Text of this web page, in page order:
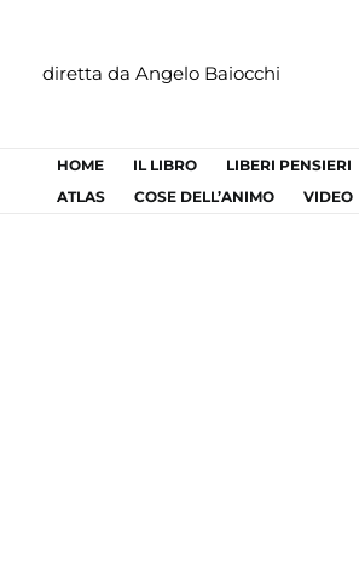
contenuto
diretta da Angelo Baiocchi
HOME IL LIBRO LIBERI PENSIERI
ATLAS
COSE DELL’ANIMO VIDEO